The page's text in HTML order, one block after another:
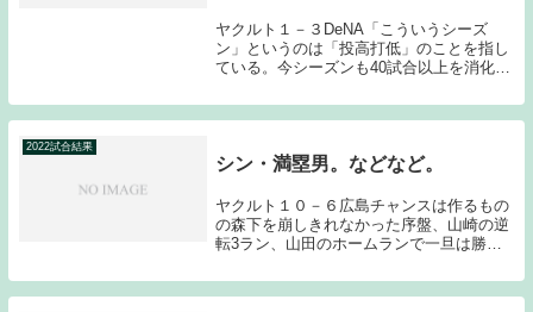
ヤクルト１－３DeNA「こういうシーズ
ン」というのは「投高打低」のことを指し
ている。今シーズンも40試合以上を消化し
る。2011年～2013年頃まで続いた統一球
（いわゆる低反発球）騒ぎを思い起こさせ
2022試合結果
シン・満塁男。などなど。
ヤクルト１０－６広島チャンスは作るもの
の森下を崩しきれなかった序盤、山崎の逆
転3ラン、山田のホームランで一旦は勝利
寄られながらも、2アウト満塁のピンチで
登板した田口が今日もピンチを凌いだ7回